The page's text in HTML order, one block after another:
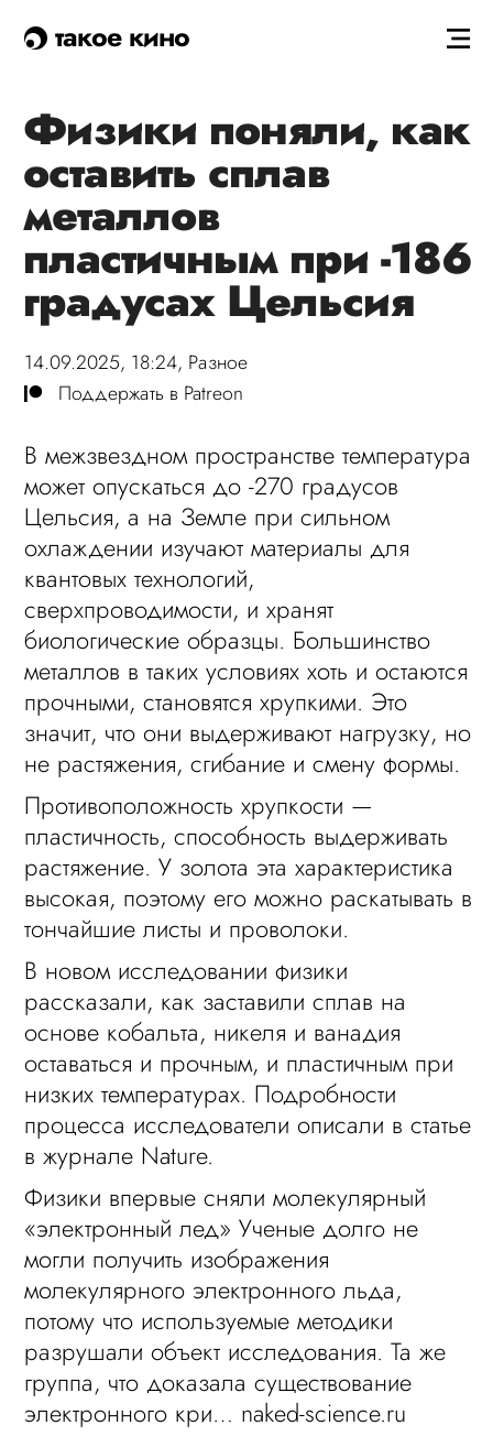
такое кино
Физики поняли, как
оставить сплав
металлов
пластичным при -186
градусах Цельсия
14.09.2025, 18:24, Разное
Поддержать в Patreon
В межзвездном пространстве температура
может опускаться до -270 градусов
Цельсия, а на Земле при сильном
охлаждении изучают материалы для
квантовых технологий,
сверхпроводимости, и хранят
биологические образцы. Большинство
металлов в таких условиях хоть и остаются
прочными, становятся хрупкими. Это
значит, что они выдерживают нагрузку, но
не растяжения, сгибание и смену формы.
Противоположность хрупкости —
пластичность, способность выдерживать
растяжение. У золота эта характеристика
высокая, поэтому его можно раскатывать в
тончайшие листы и проволоки.
В новом исследовании физики
рассказали, как заставили сплав на
основе кобальта, никеля и ванадия
оставаться и прочным, и пластичным при
низких температурах. Подробности
процесса исследователи описали в статье
в журнале Nature.
Физики впервые сняли молекулярный
«электронный лед» Ученые долго не
могли получить изображения
молекулярного электронного льда,
потому что используемые методики
разрушали объект исследования. Та же
группа, что доказала существование
электронного кри… naked-science.ru